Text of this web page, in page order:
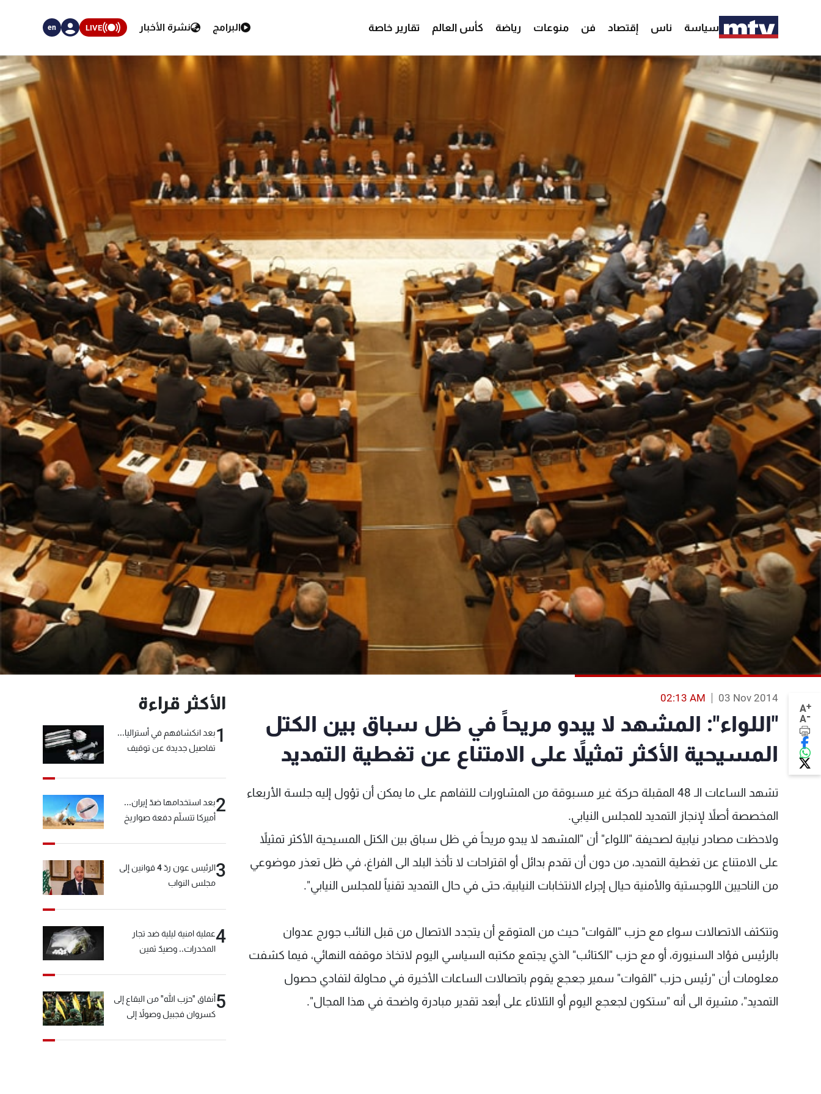
سياسة ناس إقتصاد فن منوعات رياضة كأس العالم تقارير خاصة البرامج نشرة الأخبار LIVE
en
A+
A-
03 Nov 2014
02:13 AM
"اللواء": المشهد لا يبدو مريحاً في ظل سباق بين الكتل
المسيحية الأكثر تمثيلاً على الامتناع عن تغطية التمديد
تشهد الساعات الـ 48 المقبلة حركة غير مسبوقة من المشاورات للتفاهم على ما يمكن أن تؤول إليه جلسة الأربعاء
المخصصة أصلاً لإنجاز التمديد للمجلس النيابي.
ولاحظت مصادر نيابية لصحيفة "اللواء" أن "المشهد لا يبدو مريحاً في ظل سباق بين الكتل المسيحية الأكثر تمثيلاً
على الامتناع عن تغطية التمديد، من دون أن تقدم بدائل أو اقتراحات لا تأخذ البلد الى الفراغ، في ظل تعذر موضوعي
من الناحيين اللوجستية والأمنية حيال إجراء الانتخابات النيابية، حتى في حال التمديد تقنياً للمجلس النيابي".
وتتكثف الاتصالات سواء مع حزب "القوات" حيث من المتوقع أن يتجدد الاتصال من قبل النائب جورج عدوان
بالرئيس فؤاد السنيورة، أو مع حزب "الكتائب" الذي يجتمع مكتبه السياسي اليوم لاتخاذ موقفه النهائي، فيما كشفت
معلومات أن "رئيس حزب "القوات" سمير جعجع يقوم باتصالات الساعات الأخيرة في محاولة لتفادي حصول
التمديد"، مشيرة الى أنه "ستكون لجعجع اليوم أو الثلاثاء على أبعد تقدير مبادرة واضحة في هذا المجال".
الأكثر قراءة
1بعد انكشافهم في أستراليا...
تفاصيل جديدة عن توقيف
2بعد استخدامها ضدّ إيران...
أميركا تتسلّم دفعة صواريخ
3
الرئيس عون ردّ 4 قوانين إلى
مجلس النواب
4عملية امنية ليلية ضد تجار
المخدرات.. وصيدٌ ثمين
5أنفاق "حزب الله" من البقاع إلى
كسروان فجبيل وصولاً إلى